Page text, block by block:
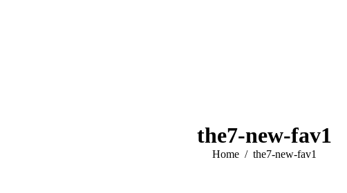
the7-new-fav1
You are here:
Home the7-new-fav1